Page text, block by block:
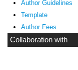
Author Guidelines
Template
Author Fees
Collaboration with